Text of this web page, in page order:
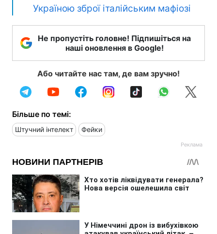
Україною зброї італійським мафіозі
Не пропустіть головне! Підпишіться на
наші оновлення в Google!
Або читайте нас там, де вам зручно!
Більше по темі:
Штучний інтелект Фейки